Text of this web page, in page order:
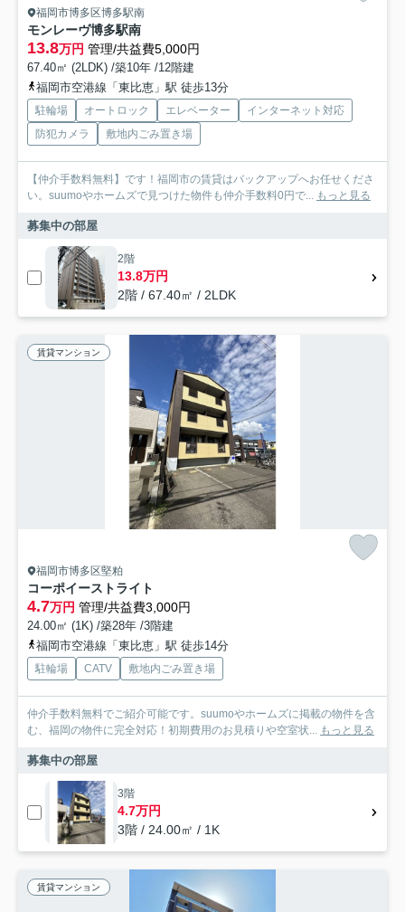
福岡市博多区博多駅南
モンレーヴ博多駅南
13.8万円 管理/共益費5,000円
67.40㎡ (2LDK) /築10年 /12階建
福岡市空港線「東比恵」駅 徒歩13分
駐輪場 オートロック エレベーター
インターネット対応
防犯カメラ
敷地内ごみ置き場
【仲介手数料無料】です！福岡市の賃貸はバックアップへお任せくださ
い。suumoやホームズで見つけた物件も仲介手数料0円で... もっと見る
募集中の部屋
2階
13.8万円
2階 / 67.40㎡ / 2LDK
賃貸マンション
福岡市博多区堅粕
コーポイーストライト
4.7万円 管理/共益費3,000円
24.00㎡ (1K) /築28年 /3階建
福岡市空港線「東比恵」駅 徒歩14分
駐輪場 CATV 敷地内ごみ置き場
仲介手数料無料でご紹介可能です。suumoやホームズに掲載の物件を含
む、福岡の物件に完全対応！初期費用のお見積りや空室状... もっと見る
募集中の部屋
3階
4.7万円
3階 / 24.00㎡ / 1K
賃貸マンション